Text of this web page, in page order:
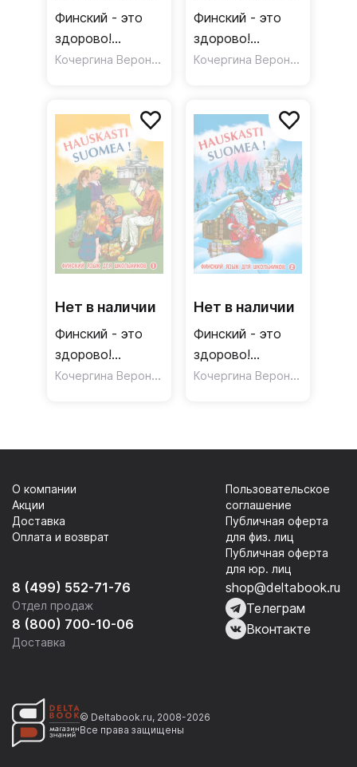
Финский - это
здорово!
Весёлая азбука.Кочергина Вероника Константиновна
Финский - это
здорово!
Финский язык
Учебное пособие
Кочергина Вероника Константиновна
Нет в наличии
Финский - это
здорово!
Финский язык
Кочергина Вероника Константиновна ,Полковцева
Нет в наличии
Финский - это
здорово!
Финский язык
Кочергина Вероника Константиновна
8 (499) 552-71-76
Отдел продаж
8 (800) 700-10-06
Доставка
О компании
Акции
Доставка
Оплата и возврат
Пользовательское
соглашение
Публичная оферта
для физ. лиц
Публичная оферта
для юр. лиц
shop@deltabook.ru
Телеграм
Вконтакте
© Deltabook.ru, 2008-2026
Все права защищены